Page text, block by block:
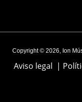
Copyright © 2026, Ion
Aviso legal |